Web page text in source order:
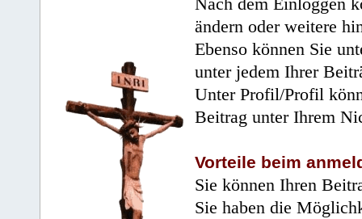
Nach dem Einloggen
ändern oder weitere
Ebenso können Sie
unter jedem Ihrer
Unter Profil/Profil
Beitrag unter Ihrem
Vorteile beim
Sie können Ihren
Sie haben die